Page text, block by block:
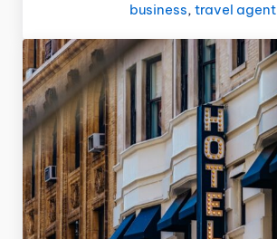
business, travel agent